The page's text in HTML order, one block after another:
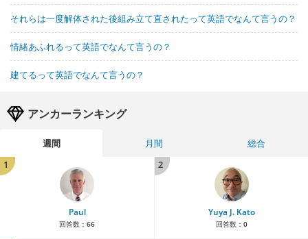
それらは一度解体された後組み立て直されたって英語でなんて言うの？
情緒あふれるって英語でなんて言うの？
建てるって英語でなんて言うの？
アンカーランキング
週間 月間
総合
1
Paul
回答数： 66
2
Yuya J. Kato
回答数： 0